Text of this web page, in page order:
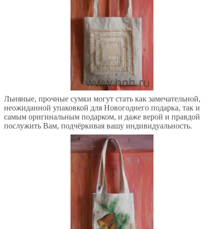
Льняные, прочные сумки могут стать как замечательной,
неожиданной упаковкой для Новогоднего подарка, так и
самым оригинальным подарком, и даже верой и правдой
послужить Вам, подчёркивая вашу индивидуальность.